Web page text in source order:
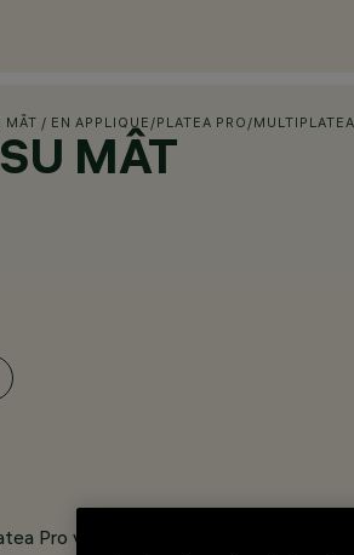
/ EN APPLIQUE /PLATEA PRO /
MÂT
Pro verre / aluminium et tout verre